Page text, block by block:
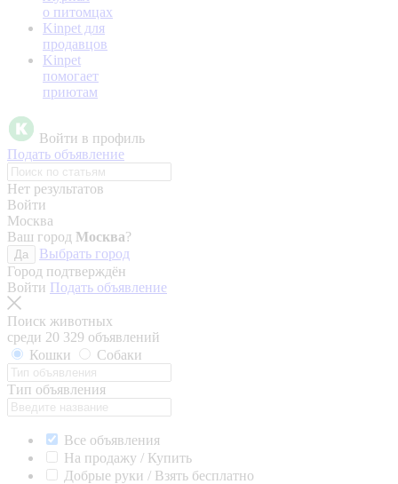
о питомцах
Kinpet для
продавцов
Kinpet
помогает
приютам
Войти в профиль
Подать объявление
Нет результатов
Войти
Москва
Ваш город Москва?
Да
Выбрать город
Город подтверждён
Войти Подать объявление
Поиск животных
среди 20 329 объявлений
Кошки
Собаки
Тип объявления
Все объявления
На продажу / Купить
Добрые руки / Взять бесплатно